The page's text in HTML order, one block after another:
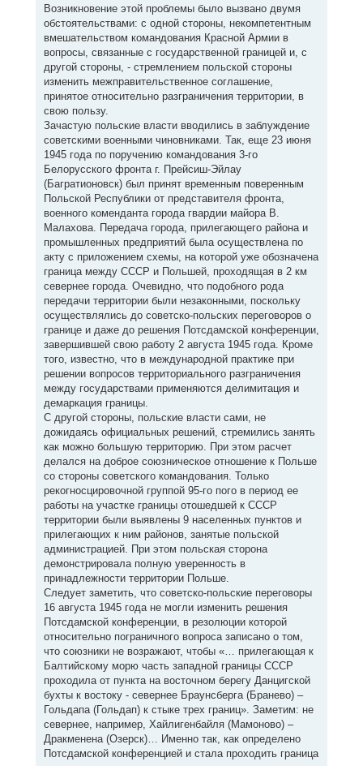
Возникновение этой проблемы было вызвано двумя
обстоятельствами: с одной стороны, некомпетентным
вмешательством командования Красной Армии в
вопросы, связанные с государственной границей и, с
другой стороны, - стремлением польской стороны
изменить межправительственное соглашение,
принятое относительно разграничения территории, в
свою пользу.
Зачастую польские власти вводились в заблуждение
советскими военными чиновниками. Так, еще 23 июня
1945 года по поручению командования 3-го
Белорусского фронта г. Прейсиш-Эйлау
(Багратионовск) был принят временным поверенным
Польской Республики от представителя фронта,
военного коменданта города гвардии майора В.
Малахова. Передача города, прилегающего района и
промышленных предприятий была осуществлена по
акту с приложением схемы, на которой уже обозначена
граница между СССР и Польшей, проходящая в 2 км
севернее города. Очевидно, что подобного рода
передачи территории были незаконными, поскольку
осуществлялись до советско-польских переговоров о
границе и даже до решения Потсдамской конференции,
завершившей свою работу 2 августа 1945 года. Кроме
того, известно, что в международной практике при
решении вопросов территориального разграничения
между государствами применяются делимитация и
демаркация границы.
С другой стороны, польские власти сами, не
дожидаясь официальных решений, стремились занять
как можно большую территорию. При этом расчет
делался на доброе союзническое отношение к Польше
со стороны советского командования. Только
рекогносцировочной группой 95-го пого в период ее
работы на участке границы отошедшей к СССР
территории были выявлены 9 населенных пунктов и
прилегающих к ним районов, занятые польской
администрацией. При этом польская сторона
демонстрировала полную уверенность в
принадлежности территории Польше.
Следует заметить, что советско-польские переговоры
16 августа 1945 года не могли изменить решения
Потсдамской конференции, в резолюции которой
относительно пограничного вопроса записано о том,
что союзники не возражают, чтобы «… прилегающая к
Балтийскому морю часть западной границы СССР
проходила от пункта на восточном берегу Данцигской
бухты к востоку - севернее Браунсберга (Бранево) –
Гольдапа (Гольдап) к стыке трех границ». Заметим: не
севернее, например, Хайлигенбайля (Мамоново) –
Дракменена (Озерск)… Именно так, как определено
Потсдамской конференцией и стала проходить граница